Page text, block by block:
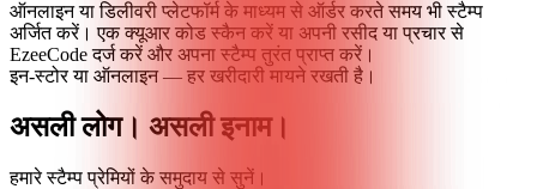
ऑनलाइन या डिलीवरी प्लेटफॉर्म के माध्यम से ऑर्डर करते समय भी स्टैम्प
अर्जित करें। एक क्यूआर कोड स्कैन करें या अपनी रसीद या प्रचार से
EzeeCode दर्ज करें और अपना स्टैम्प तुरंत प्राप्त करें।
इन-स्टोर या ऑनलाइन — हर खरीदारी मायने रखती है।
असली लोग। असली इनाम।
हमारे स्टैम्प प्रेमियों के समुदाय से सुनें।